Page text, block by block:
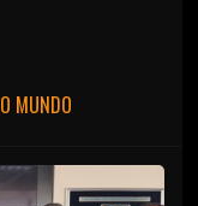
MUNDO